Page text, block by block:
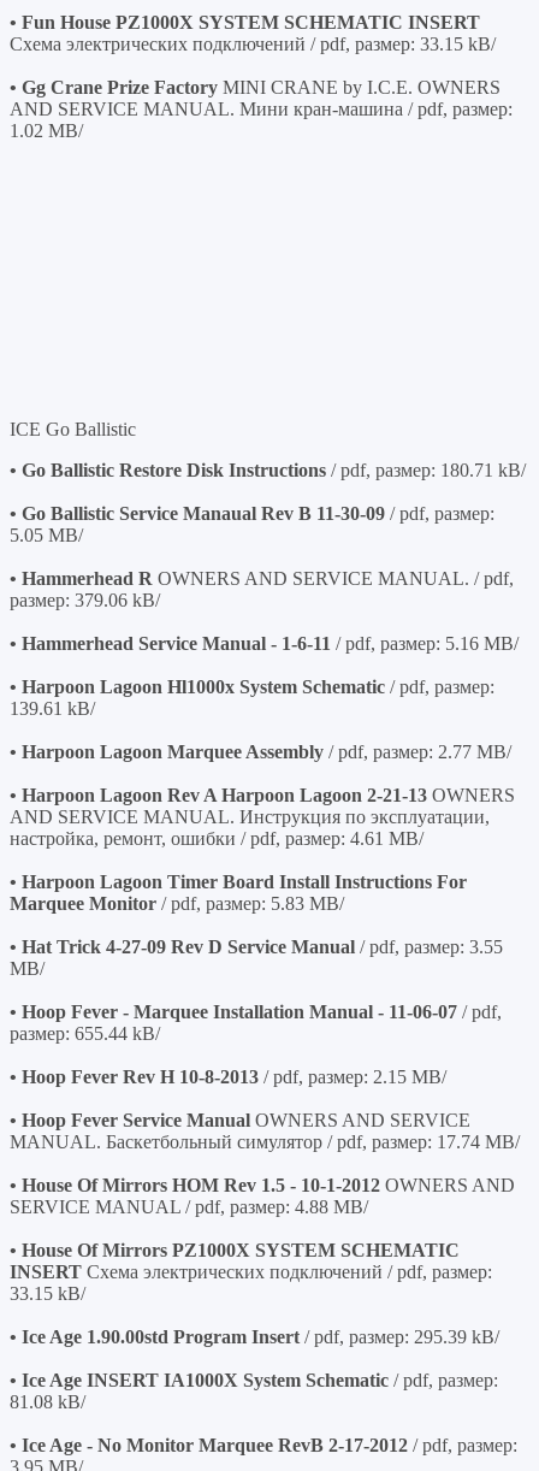
• Fun House PZ1000X SYSTEM SCHEMATIC INSERT
Схема электрических подключений / pdf, размер: 33.15 kB/
• Gg Crane Prize Factory MINI CRANE by I.C.E. OWNERS
AND SERVICE MANUAL. Мини кран-машина / pdf, размер:
1.02 MB/
ICE Go Ballistic
• Go Ballistic Restore Disk Instructions / pdf, размер: 180.71 kB/
• Go Ballistic Service Manaual Rev B 11-30-09 / pdf, размер:
5.05 MB/
• Hammerhead R OWNERS AND SERVICE MANUAL. / pdf,
размер: 379.06 kB/
• Hammerhead Service Manual - 1-6-11 / pdf, размер: 5.16 MB/
• Harpoon Lagoon Hl1000x System Schematic / pdf, размер:
139.61 kB/
• Harpoon Lagoon Marquee Assembly / pdf, размер: 2.77 MB/
• Harpoon Lagoon Rev A Harpoon Lagoon 2-21-13 OWNERS
AND SERVICE MANUAL. Инструкция по эксплуатации,
настройка, ремонт, ошибки / pdf, размер: 4.61 MB/
• Harpoon Lagoon Timer Board Install Instructions For
Marquee Monitor / pdf, размер: 5.83 MB/
• Hat Trick 4-27-09 Rev D Service Manual / pdf, размер: 3.55
MB/
• Hoop Fever - Marquee Installation Manual - 11-06-07 / pdf,
размер: 655.44 kB/
• Hoop Fever Rev H 10-8-2013 / pdf, размер: 2.15 MB/
• Hoop Fever Service Manual OWNERS AND SERVICE
MANUAL. Баскетбольный симулятор / pdf, размер: 17.74 MB/
• House Of Mirrors HOM Rev 1.5 - 10-1-2012 OWNERS AND
SERVICE MANUAL / pdf, размер: 4.88 MB/
• House Of Mirrors PZ1000X SYSTEM SCHEMATIC
INSERT Схема электрических подключений / pdf, размер:
33.15 kB/
• Ice Age 1.90.00std Program Insert / pdf, размер: 295.39 kB/
• Ice Age INSERT IA1000X System Schematic / pdf, размер:
81.08 kB/
• Ice Age - No Monitor Marquee RevB 2-17-2012 / pdf, размер: